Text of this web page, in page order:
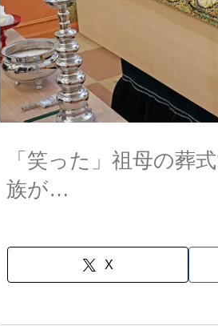
「笑った」祖母の葬
族が…
X